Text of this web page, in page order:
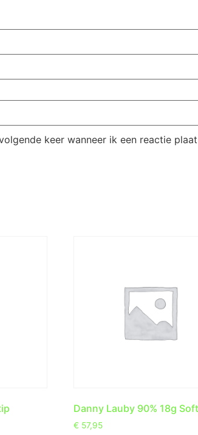
keer wanneer ik een reactie
Danny Lauby 90% 18g
€ 57,95